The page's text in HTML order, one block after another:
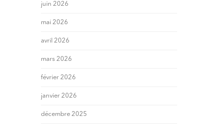
juin 2026
mai 2026
avril 2026
mars 2026
février 2026
janvier 2026
décembre 2025